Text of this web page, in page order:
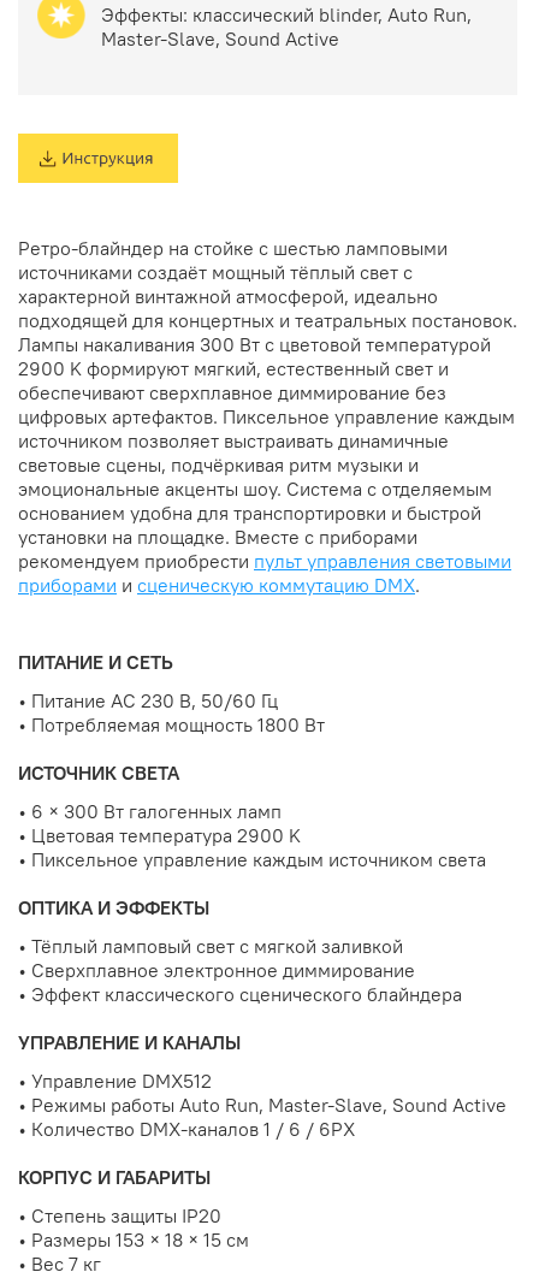
Эффекты: классический blinder, Auto Run,
Master-Slave, Sound Active
Ретро-блайндер на стойке с шестью ламповыми
источниками создаёт мощный тёплый свет с
характерной винтажной атмосферой, идеально
подходящей для концертных и театральных постановок.
Лампы накаливания 300 Вт с цветовой температурой
2900 K формируют мягкий, естественный свет и
обеспечивают сверхплавное диммирование без
цифровых артефактов. Пиксельное управление каждым
источником позволяет выстраивать динамичные
световые сцены, подчёркивая ритм музыки и
эмоциональные акценты шоу. Система с отделяемым
основанием удобна для транспортировки и быстрой
установки на площадке. Вместе с приборами
рекомендуем приобрести пульт управления световыми
приборами и сценическую коммутацию DMX.
ПИТАНИЕ И СЕТЬ
• Питание AC 230 В, 50/60 Гц
• Потребляемая мощность 1800 Вт
ИСТОЧНИК СВЕТА
• 6 × 300 Вт галогенных ламп
• Цветовая температура 2900 K
• Пиксельное управление каждым источником света
ОПТИКА И ЭФФЕКТЫ
• Тёплый ламповый свет с мягкой заливкой
• Сверхплавное электронное диммирование
• Эффект классического сценического блайндера
УПРАВЛЕНИЕ И КАНАЛЫ
• Управление DMX512
• Режимы работы Auto Run, Master-Slave, Sound Active
• Количество DMX-каналов 1 / 6 / 6PX
КОРПУС И ГАБАРИТЫ
• Степень защиты IP20
• Размеры 153 × 18 × 15 см
• Вес 7 кг